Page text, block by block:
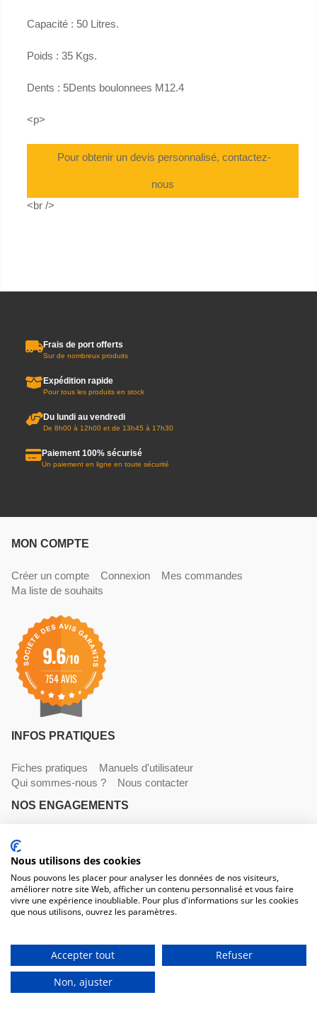
680,00 € HT
816,00 € TTC
Capacité : 50 Litres.
Poids : 35 Kgs.
Dents : 5Dents boulonnees M12.4
<p>
Pour obtenir un devis personnalisé, contactez-
nous
<br />
Frais de port offerts
Sur de nombreux produits
Expédition rapide
Pour tous les produits en stock
Du lundi au vendredi
De 8h00 à 12h00 et de 13h45 à 17h30
Paiement 100% sécurisé
Un paiement en ligne en toute sécurité
MON COMPTE
Créer un compte Connexion
Mes commandes
Ma liste de souhaits
9.6/10
754 AVIS
INFOS PRATIQUES
Fiches pratiques
Manuels d'utilisateur
Qui sommes-nous ?
Nous contacter
NOS ENGAGEMENTS
Livraisons
NOS COORDONNÉES
530 avenue du Roucagnier , 34400 Lunel-Viel
04 67 58 38 57
Du lundi au vendredi, 8h00 - 12h00 / 13h45 à 17h30
Nous utilisons des cookies
Nous pouvons les placer pour analyser les données de nos visiteurs,
améliorer notre site Web, afficher un contenu personnalisé et vous faire
vivre une expérience inoubliable. Pour plus d'informations sur les cookies
que nous utilisons, ouvrez les paramètres.
Accepter tout
Refuser
Non, ajuster